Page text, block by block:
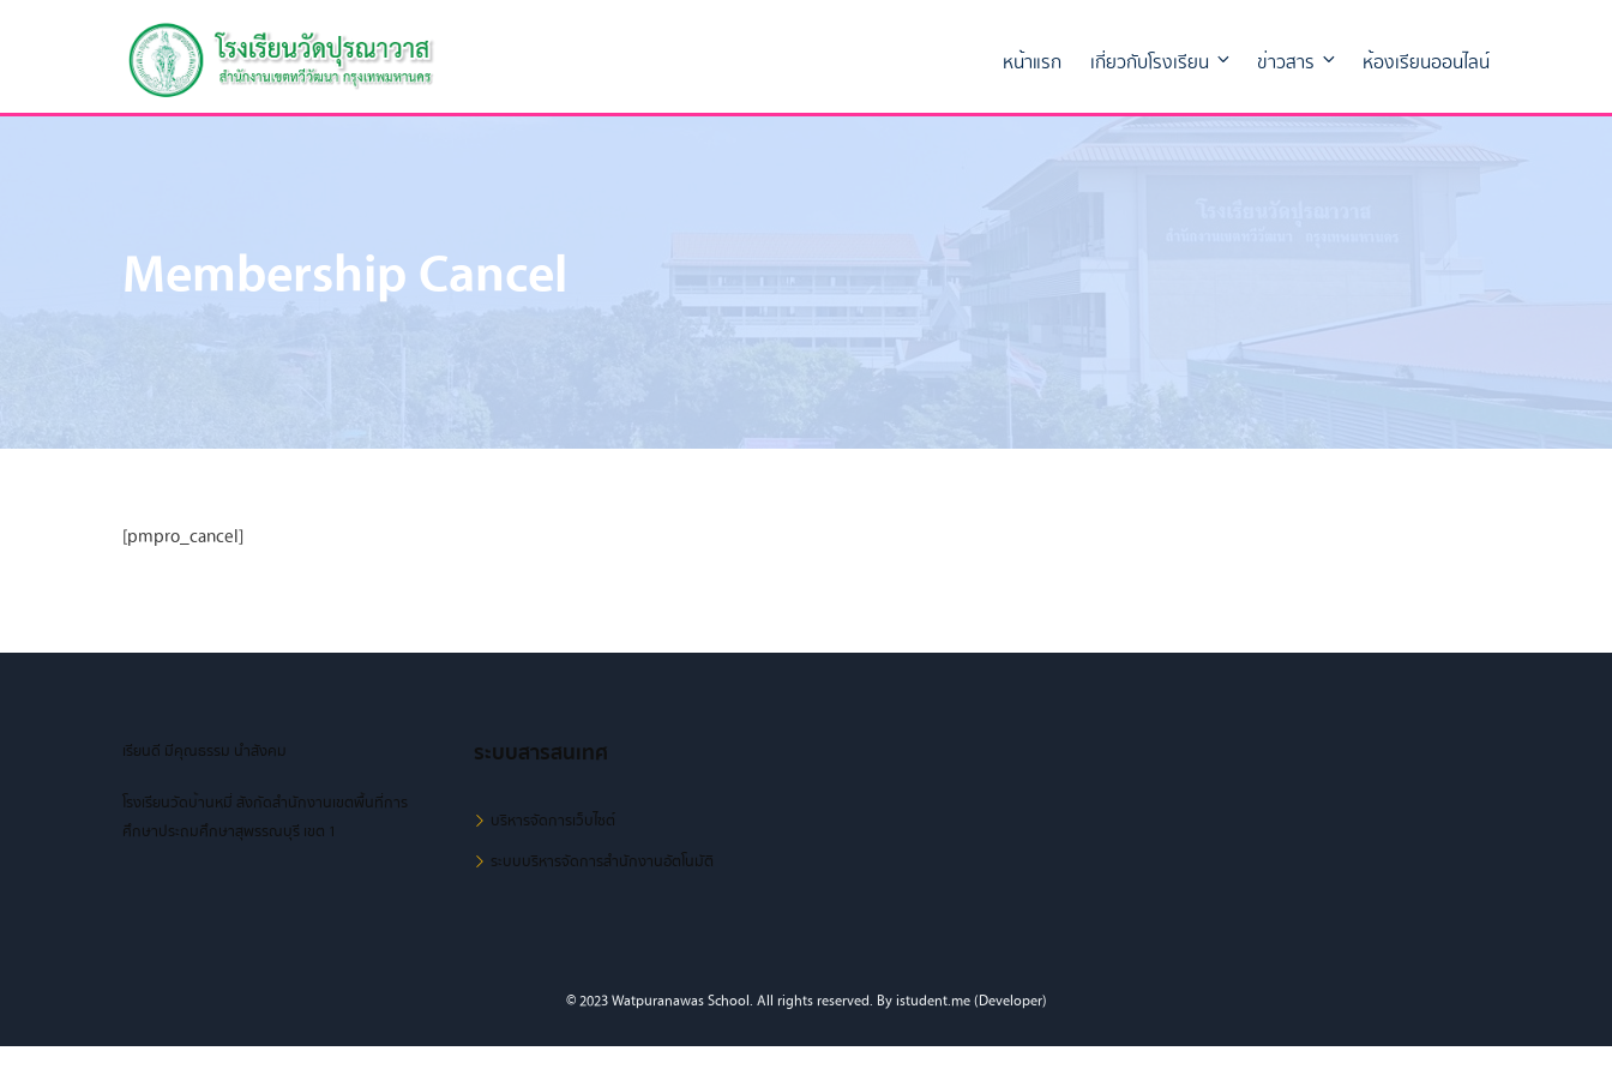
หน้าแรก เกี่ยวกับโรงเรียน ข่าวสาร ห้องเรียนออนไลน์
Membership Cancel
[pmpro_cancel]
เรียนดี มีคุณธรรม นำสังคม
โรงเรียนวัดบ้านหมี่ สังกัดสำนักงานเขตพื้นที่การ
ศึกษาประถมศึกษาสุพรรณบุรี เขต 1
ระบบสารสนเทศ
บริหารจัดการเว็บไซต์
ระบบบริหารจัดการสำนักงานอัตโนมัติ
© 2023 Watpuranawas School. All rights reserved. By istudent.me (Developer)